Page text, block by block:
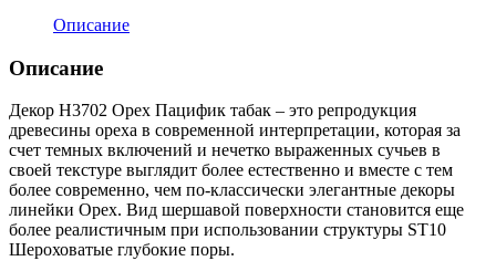
Описание
Описание
Декор H3702 Орех Пацифик табак – это репродукция
древесины ореха в современной интерпретации, которая за
счет темных включений и нечетко выраженных сучьев в
своей текстуре выглядит более естественно и вместе с тем
более современно, чем по-классически элегантные декоры
линейки Орех. Вид шершавой поверхности становится еще
более реалистичным при использовании структуры ST10
Шероховатые глубокие поры.